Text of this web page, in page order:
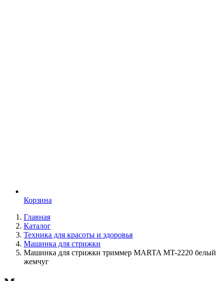
Корзина
Главная
Каталог
Техника для красоты и здоровья
Машинка для стрижки
Машинка для стрижки триммер MARTA MT-2220 белый
жемчуг